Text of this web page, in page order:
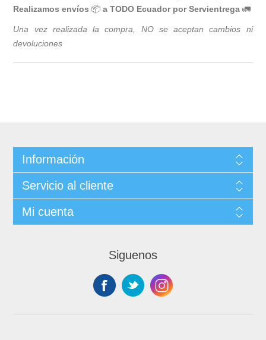
Realizamos envíos📦 a TODO Ecuador por Servientrega🚛
Una vez realizada la compra, NO se aceptan cambios ni
devoluciones
Información
Servicio al cliente
Mi cuenta
Siguenos